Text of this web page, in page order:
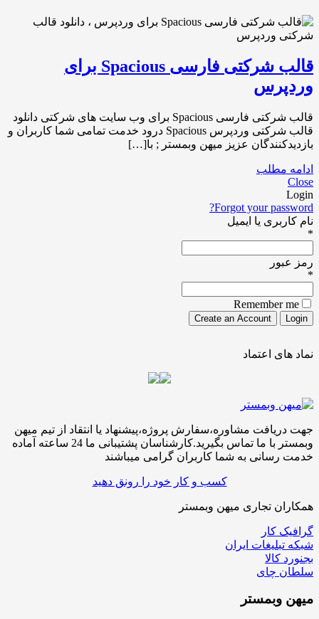
قالب شرکتی فارسی Spacious برای
وردپرس
قالب شرکتی فارسی Spacious برای وب سایت های شرکتی دانلود
قالب شرکتی وردپرس Spacious درود خدمت تمامی شما کاربران و
بازدیدکنندگان عزیز میهن وبمستر ; با[…]
ادامه مطلب
Close
Login
Forgot your password?
نام کاربری یا ایمیل
*
رمز عبور
*
Remember me
نماد های اعتماد
جهت دریافت مشاوره،سفارش پروژه،پیشنهاد یا انتقاد از تیم میهن
وبمستر با ما تماس بگیرید.کارشناسان پشتیبانی ما 24 ساعته آماده
خدمت رسانی به شما کاربران گرامی میباشند
کسب و کار خود را رونق دهید
همکاران تجاری میهن وبمستر
گرافیک کار
شبکه تبلیغات ایران
بجنورد کالا
سلطان چای
میهن وبمستر